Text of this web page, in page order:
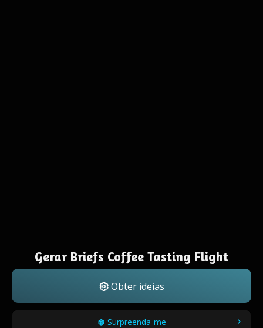
Gerar Briefs Coffee Tasting Flight
Obter ideias
Surpreenda-me